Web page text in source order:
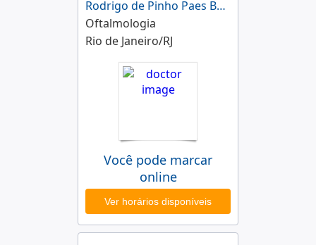
Rodrigo de Pinho Paes Barreto
Oftalmologia
Rio de Janeiro/RJ
Você pode marcar
online
Ver horários disponíveis